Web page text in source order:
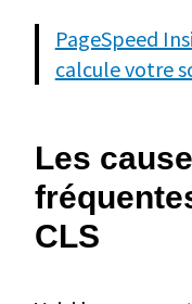
PageSpeed
calcule votre
Les
CLS